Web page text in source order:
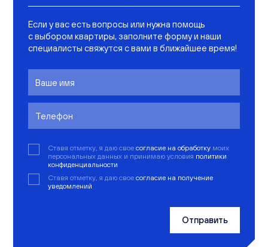
Если у вас есть вопросы или нужна помощь
с выбором квартиры, заполните форму и наши
специалисты свяжутся с вами в ближайшее время!
Ставя отметку, я даю свое согласие на обработку моих
персональных данных и принимаю условия политики
конфиденциальности
Ставя отметку, я даю свое согласие на получение
уведомлений
Отправить